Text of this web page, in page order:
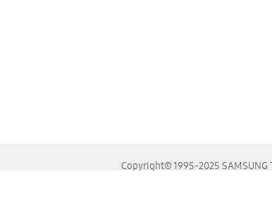
Copyright© 1995-2025 SAMSUNG